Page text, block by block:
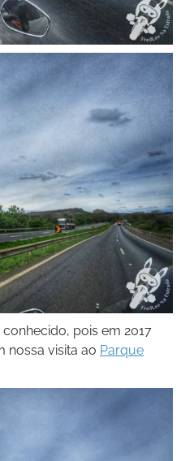
pois em 2017
nossa visita ao Parque